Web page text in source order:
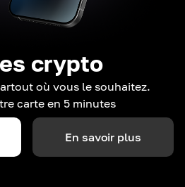
crypto
où vous le souhaitez.
carte en 5 minutes
En savoir plus